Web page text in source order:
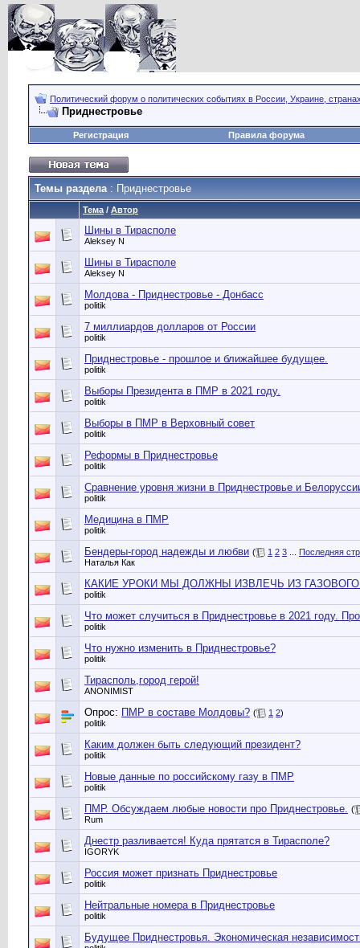
Политический форум о политических событиях в России, Украине,
Приднестровье
Регистрация Правила форума
Темы раздела: Приднестровье
Тема / Автор
Шины в Тирасполе
Aleksey N
Шины в Тирасполе
Aleksey N
Молдова - Приднестровье - Донбасс
politik
7 миллиардов долларов от России
politik
Приднестровье - прошлое и ближайшее будущее.
politik
Выборы Президента в ПМР в 2021 году.
politik
Выборы в ПМР в Верховный совет
politik
Реформы в Приднестровье
politik
Сравнение уровня жизни в Приднестровье и
politik
Медицина в ПМР
politik
Бендеры-город надежды и любви ( 1 2 3
Последняя
Наталья Как
КАКИЕ УРОКИ МЫ ДОЛЖНЫ ИЗВЛЕЧЬ ИЗ ГАЗОВОГО
politik
Что может случиться в Приднестровье в 2021 году.
politik
Что нужно изменить в Приднестровье?
politik
Тирасполь,город герой!
ANONIMIST
Опрос: ПМР в составе Молдовы? ( 1 2)
politik
Каким должен быть следующий президент?
politik
Новые данные по российскому газу в ПМР
politik
ПМР. Обсуждаем любые новости про Приднестровье. (
Rum
Днестр разливается! Куда прятатся в Тирасполе?
IGORYK
Россия может признать Приднестровье
politik
Нейтральные номера в Приднестровье
politik
Будущее Приднестровья. Экономическая